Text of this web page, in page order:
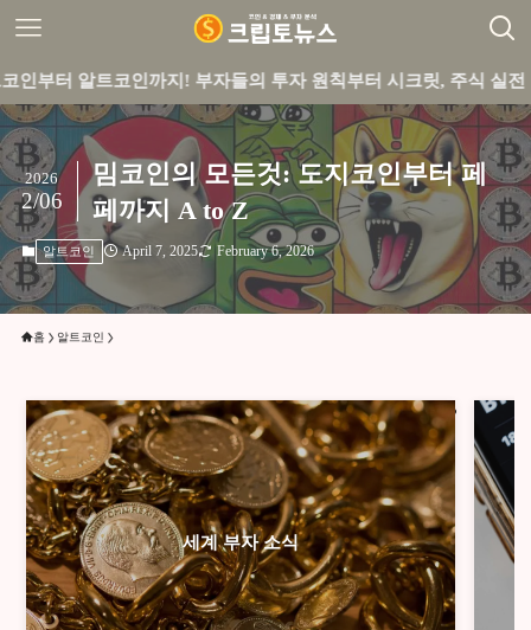
코인까지! 부자들의 투자 원칙부터 시크릿, 주식 실전 꿀팁까지
밈코인의 모든것: 도지코인부터 페
페까지 A to Z
2026
2/06
알트코인 April 7, 2025 February 6, 2026
홈 알트코인
세계 부자 소식